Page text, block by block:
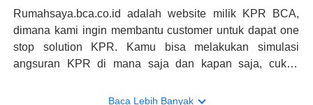
Rumahsaya.bca.co.id adalah website milik KPR BCA,
dimana kami ingin membantu customer untuk dapat one
stop solution KPR. Kamu bisa melakukan simulasi
angsuran KPR di mana saja dan kapan saja, cukup
konsultasi mengenai KPR, maka ada layanan live chat
Baca Lebih Banyak